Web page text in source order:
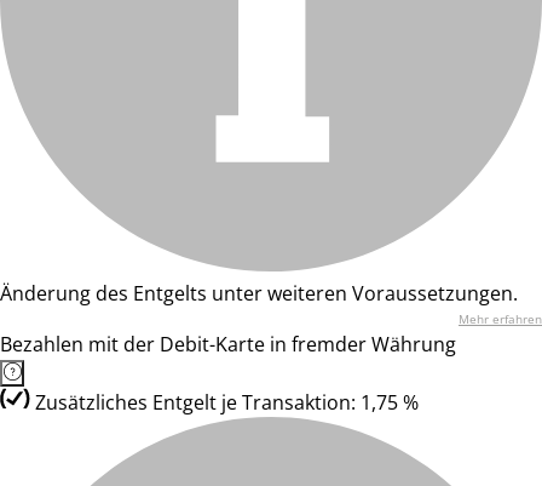
Änderung des Entgelts unter weiteren Voraussetzungen.
Mehr erfahren
Bezahlen mit der Debit-Karte in fremder Währung
Zusätzliches Entgelt je Transaktion: 1,75 %